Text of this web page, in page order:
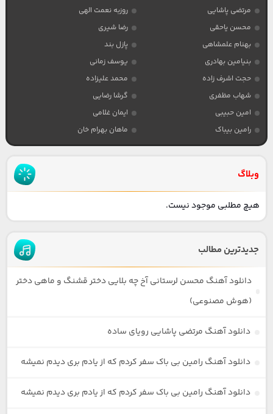
مرتضی پاشایی
روزبه نعمت الهی
محسن یاحقی
رضا شیری
بهنام علمشاهی
پازل بند
بنیامین بهادری
یوسف زمانی
حجت اشرف زاده
محمد علیزاده
شهاب مظفری
گرشا رضایی
امین حبیبی
ایمان غلامی
رامین بیباک
ماهان بهرام خان
وبلاگ
هیچ مطلبی موجود نیست.
جدیدترین مطالب
دانلود آهنگ محسن لرستانی آخ چه بلایی دختر قشنگ و ماهی دختر
(هوش مصنوعی)
دانلود آهنگ مرتضی پاشایی رویای ساده
دانلود آهنگ رامین بی باک سفر کردم که از یادم بری دیدم نمیشه
دانلود آهنگ رامین بی باک سفر کردم که از یادم بری دیدم نمیشه